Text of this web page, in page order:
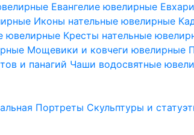
Евангелие ювелирные
Иконы нательные ювелирные
ювелирные Кресты нательные
Мощевики и ковчеги ювелирные
и панагий Чаши водосвятные
Портреты Скульптуры и